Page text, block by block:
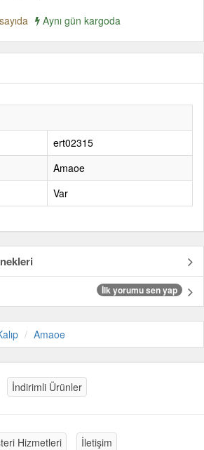
Aynı gün kargoda
ert02315
Amaoe
Var
İlk yorumu sen yap
Amaoe
İndirimli Ürünler
Hizmetleri İletişim